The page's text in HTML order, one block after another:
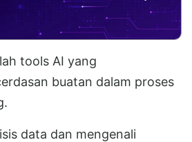
tools AI yang
buatan dalam proses
data dan mengenali